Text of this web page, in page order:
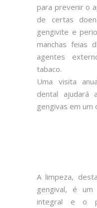
para prevenir o
de certas
gengivite e
manchas feias
agentes
tabaco.
Uma visita
dental ajudará
gengivas em
A limpeza,
gengival, é
integral e o